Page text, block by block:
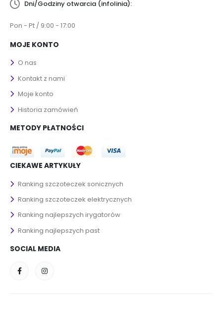
Dni/Godziny otwarcia (infolinia):
Pon - Pt / 9:00 - 17:00
MOJE KONTO
O nas
Kontakt z nami
Moje konto
Historia zamówień
METODY PŁATNOŚCI
CIEKAWE ARTYKUŁY
Ranking szczoteczek sonicznych
Ranking szczoteczek elektrycznych
Ranking najlepszych irygatorów
Ranking najlepszych past
SOCIAL MEDIA